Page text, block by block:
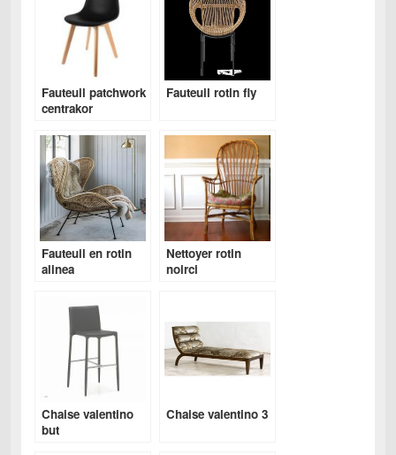
Fauteuil patchwork
centrakor
Fauteuil rotin fly
Fauteuil en rotin
alinea
Nettoyer rotin
noirci
Chaise valentino
but
Chaise valentino 3